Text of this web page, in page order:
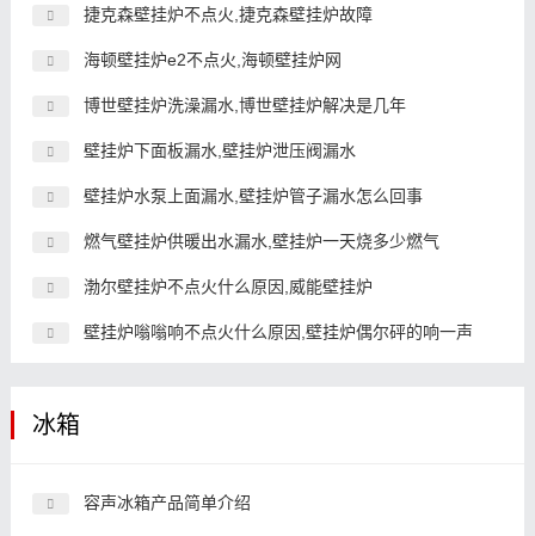
捷克森壁挂炉不点火,捷克森壁挂炉故障
海顿壁挂炉e2不点火,海顿壁挂炉网
博世壁挂炉洗澡漏水,博世壁挂炉解决是几年
壁挂炉下面板漏水,壁挂炉泄压阀漏水
壁挂炉水泵上面漏水,壁挂炉管子漏水怎么回事
燃气壁挂炉供暖出水漏水,壁挂炉一天烧多少燃气
渤尔壁挂炉不点火什么原因,威能壁挂炉
壁挂炉嗡嗡响不点火什么原因,壁挂炉偶尔砰的响一声
冰箱
容声冰箱产品简单介绍